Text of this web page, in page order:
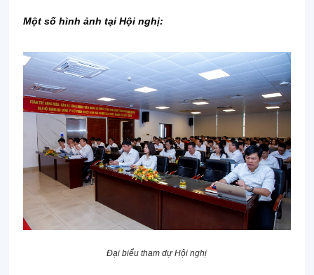
Một số hình ảnh tại Hội nghị:
Đại biểu tham dự Hội nghị